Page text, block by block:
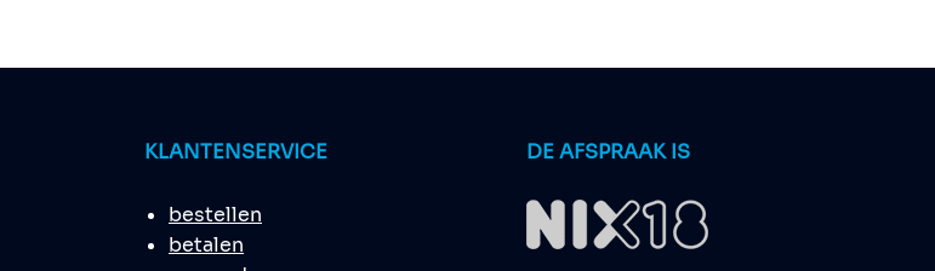
KLANTENSERVICE
bestellen
betalen
DE AFSPRAAK IS